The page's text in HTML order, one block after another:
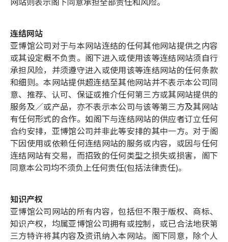
连结网站
亚博馆公司对于与本网站连结的任何其他网站提供之内容
或其设定概不负责。阁下进入或使用该等连结网站须自行
承担风险，并须遵守进入或使用该等连结网站的任何条款
和细则。本网站提供超连结至其他网站并不表示本公司同
意、推荐、认可、保证或推介任何第三方或其网站提供的
服务及／或产品，亦不表示本公司与该等第三方及其网站
有任何形式的合作。如阁下与连结网站的供应者订立任何
合约安排，亚博馆公司并非此等安排的其中一方。对于阁
下因使用或依赖任何连结网站的服务或内容，或因与任何
连结网站有交易，而招致的任何类型之损失或损害，阁下
同意本公司均不须负上任何责任(包括法律责任)。
知识产权
亚博馆公司网站的所有内容，包括但不限于版权、商标、
知识产权，均属亚博馆公司拥有或控制，或已合法地获第
三方特许将其内容及资讯纳入本网站。阁下同意，除个人